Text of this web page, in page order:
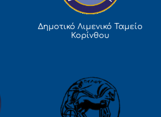
Δημοτικό Λιμενικό Ταμείο
Κορίνθου